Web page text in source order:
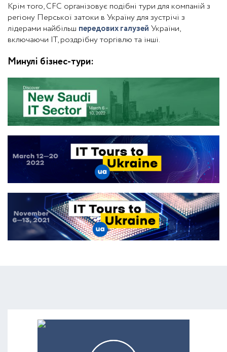
Крім того, CFC організовує подібні тури для компаній з
регіону Перської затоки в Україну для зустрічі з
лідерами найбільш передових галузей України,
включаючи ІТ, роздрібну торгівлю та інші.
Минулі бізнес-тури: